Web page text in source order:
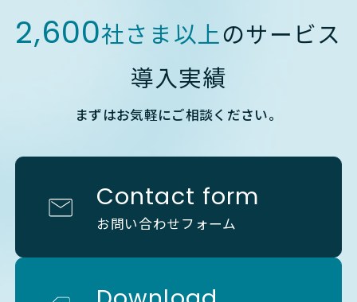
2,600社さま以上のサービス
導入実績
まずはお気軽にご相談ください。
Contact form
お問い合わせフォーム